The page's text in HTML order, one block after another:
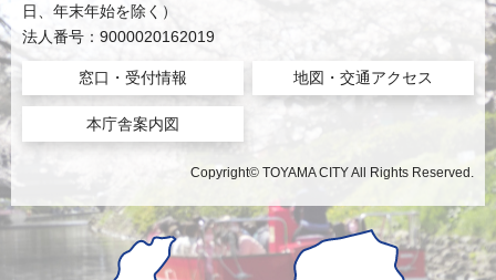
日、年末年始を除く）
法人番号：9000020162019
窓口・受付情報 地図・交通アクセス
本庁舎案内図
Copyright© TOYAMA CITY All Rights Reserved.